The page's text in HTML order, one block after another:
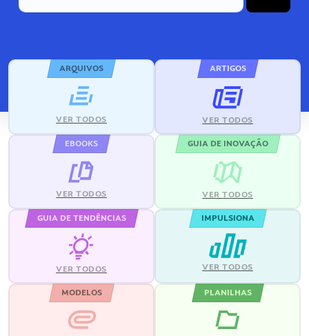
ARQUIVOS
VER TODOS
ARTIGOS
VER TODOS
EBOOKS
VER TODOS
GUIA DE INOVAÇÃO
VER TODOS
GUIA DE TENDÊNCIAS
VER TODOS
IMPULSIONA
VER TODOS
MODELOS PLANILHAS